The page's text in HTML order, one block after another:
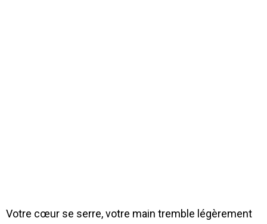
Votre cœur se serre, votre main tremble légèrement